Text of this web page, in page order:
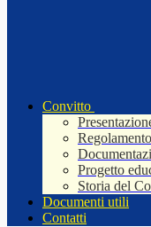
Convitto
Progetto
Storia del
Documenti utili
Contatti